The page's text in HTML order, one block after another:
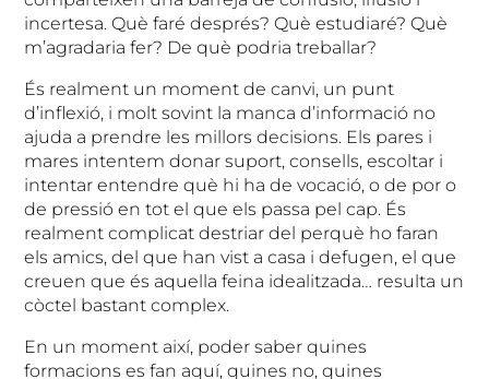
incertesa. Què faré després? Què estudiaré? Què
m’agradaria fer? De què podria treballar?
És realment un moment de canvi, un punt
d’inflexió, i molt sovint la manca d’informació no
ajuda a prendre les millors decisions. Els pares i
mares intentem donar suport, consells, escoltar i
intentar entendre què hi ha de vocació, o de por o
de pressió en tot el que els passa pel cap. És
realment complicat destriar del perquè ho faran
els amics, del que han vist a casa i defugen, el que
creuen que és aquella feina idealitzada… resulta un
còctel bastant complex.
En un moment així, poder saber quines
formacions es fan aquí, quines no, quines